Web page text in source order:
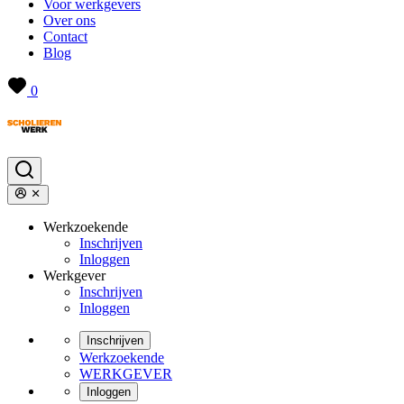
Voor werkgevers
Over ons
Contact
Blog
0
Werkzoekende
Inschrijven
Inloggen
Werkgever
Inschrijven
Inloggen
Inschrijven
Werkzoekende
WERKGEVER
Inloggen